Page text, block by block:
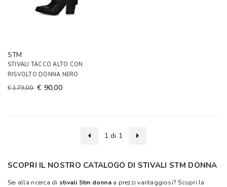
STM
STIVALI TACCO ALTO CON
RISVOLTO DONNA NERO
€ 179,00 € 90,00
1 di 1
SCOPRI IL NOSTRO CATALOGO DI STIVALI STM DONNA
Sei alla ricerca di stivali Stm donna a prezzi vantaggiosi? Scopri la